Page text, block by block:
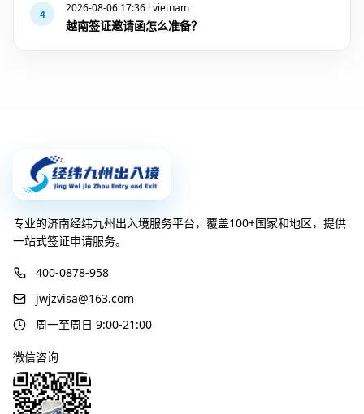
4 2026-08-06 17:36 · vietnam
越南签证邀请函怎么准备？
专业的济南经纬九州出入境服务平台，覆盖100+国家和地区，提供
一站式签证申请服务。
400-0878-958
jwjzvisa@163.com
周一至周日 9:00-21:00
微信咨询